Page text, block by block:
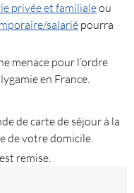
privée et familialeou
salarié pourra
menace pour l’ordre
en France.
de carte de séjour à la
de votre domicile.
remise.